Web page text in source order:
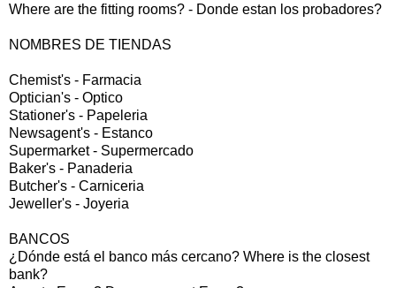
Where are the fitting rooms? - Donde estan los probadores?
NOMBRES DE TIENDAS
Chemist's - Farmacia
Optician's - Optico
Stationer's - Papeleria
Newsagent's - Estanco
Supermarket - Supermercado
Baker's - Panaderia
Butcher's - Carniceria
Jeweller's - Joyeria
BANCOS
¿Dónde está el banco más cercano? Where is the closest
bank?